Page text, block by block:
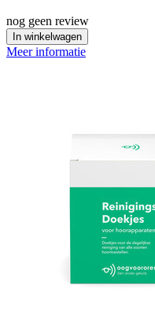
nog geen review
In winkelwagen
Meer informatie